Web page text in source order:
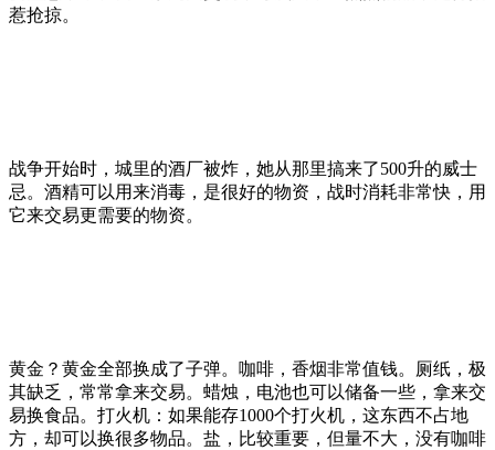
惹抢掠。
战争开始时，城里的酒厂被炸，她从那里搞来了500升的威士
忌。酒精可以用来消毒，是很好的物资，战时消耗非常快，用
它来交易更需要的物资。
黄金？黄金全部换成了子弹。咖啡，香烟非常值钱。厕纸，极
其缺乏，常常拿来交易。蜡烛，电池也可以储备一些，拿来交
易换食品。打火机：如果能存1000个打火机，这东西不占地
方，却可以换很多物品。盐，比较重要，但量不大，没有咖啡